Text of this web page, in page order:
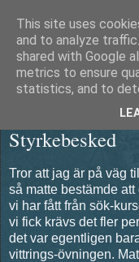
Styrkebesked
Tror att jag är på väg
så matte bestämde
vi har fått från sök-
vi fick krävs det fler
det var egentligen
vittrings-övningen.
This site uses
and to analyze
shared with Google
metrics to ensure
statistics, and to